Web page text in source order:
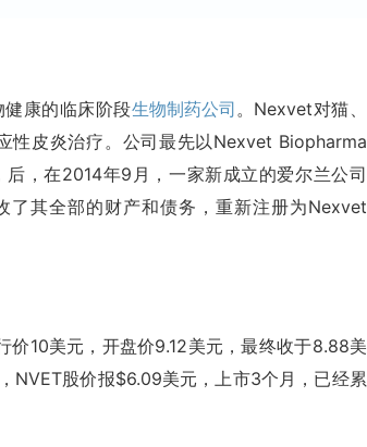
康的临床阶段生物制药公司。Nexvet对猫、
性皮炎治疗。公司最先以Nexvet Biopharma
，在2014年9月，一家新成立的爱尔兰公司
其全部的财产和债务，重新注册为Nexvet
价10美元，开盘价9.12美元，最终收于8.88美
NVET股价报$6.09美元，上市3个月，已经累